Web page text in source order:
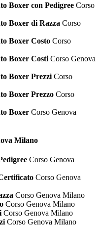
Boxer con Pedigree Corso
Boxer di Razza Corso
Boxer Costo Corso
Boxer Costi Corso Genova
Boxer Prezzi Corso
Boxer Prezzo Corso
Boxer Corso Genova
Milano
Corso Genova
Corso Genova
Corso Genova Milano
Corso Genova Milano
Corso Genova Milano
Corso Genova Milano